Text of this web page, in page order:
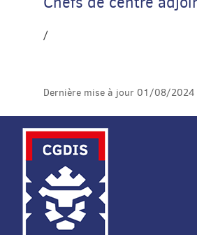
/
Dernière mise à jour 01/08/2024
MENU
DE